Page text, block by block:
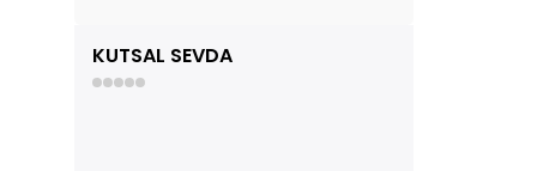
KUTSAL SEVDA